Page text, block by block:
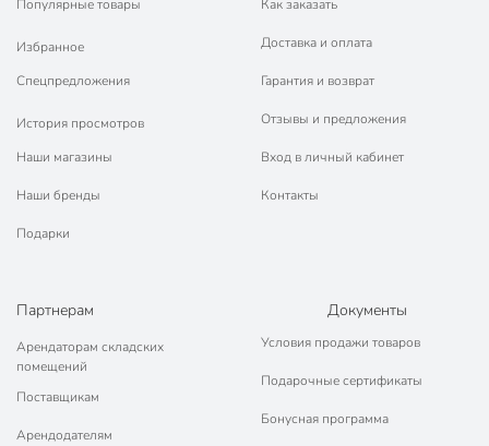
Популярные товары
Избранное
Спецпредложения
История просмотров
Наши магазины
Наши бренды
Подарки
Как заказать
Доставка и оплата
Гарантия и возврат
Отзывы и предложения
Вход в личный кабинет
Контакты
Партнерам
Арендаторам складских
помещений
Поставщикам
Арендодателям
Документы
Условия продажи товаров
Подарочные сертификаты
Бонусная программа